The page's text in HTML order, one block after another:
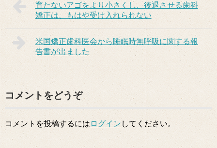
育たないアゴをより小さくし、後退させる歯科
矯正は、もはや受け入れられない
米国矯正歯科医会から睡眠時無呼吸に関する報
告書が出ました
コメントをどうぞ
コメントを投稿するには ログイン してください。